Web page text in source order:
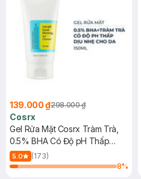
139.000 ₫298.000 ₫
Cosrx
Gel Rửa Mặt Cosrx Tràm Trà,
0.5% BHA Có Độ pH Thấp
150ml
5.0
(173)
8%